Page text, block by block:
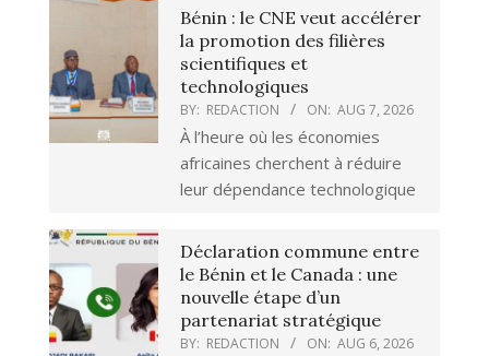
Bénin : le CNE veut accélérer
la promotion des filières
scientifiques et
technologiques
BY: REDACTION ON: AUG 7, 2026
À l’heure où les économies
africaines cherchent à réduire
leur dépendance technologique
Déclaration commune entre
le Bénin et le Canada : une
nouvelle étape d’un
partenariat stratégique
BY: REDACTION ON: AUG 6, 2026